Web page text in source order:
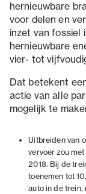
hernieuwbare
voor delen en
inzet van fossiel
hernieuwbare
vier- tot
Dat betekent
actie van alle
mogelijk te
Uitbreiden van
vervoer zou
2018. Bij de
toenemen tot
auto in de trein,